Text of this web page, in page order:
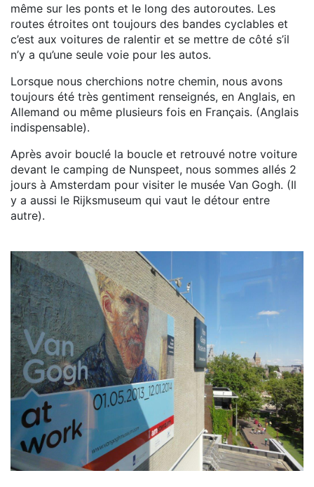
même sur les ponts et le long des autoroutes. Les
routes étroites ont toujours des bandes cyclables et
c’est aux voitures de ralentir et se mettre de côté s’il
n’y a qu’une seule voie pour les autos.
Lorsque nous cherchions notre chemin, nous avons
toujours été très gentiment renseignés, en Anglais, en
Allemand ou même plusieurs fois en Français. (Anglais
indispensable).
Après avoir bouclé la boucle et retrouvé notre voiture
devant le camping de Nunspeet, nous sommes allés 2
jours à Amsterdam pour visiter le musée Van Gogh. (Il
y a aussi le Rijksmuseum qui vaut le détour entre
autre).